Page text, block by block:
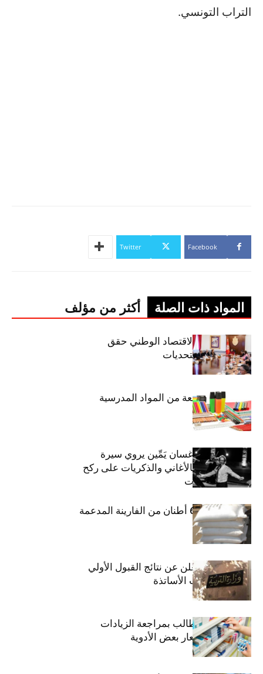
التراب التونسي.
Facebook
Twitter
المواد ذات الصلة أكثر من مؤلف
وزيرة المالية: الاقتصاد الوطني حقق
مكاسب رغم التحديات
الفنان اللبناني غسان يَمِّين يروي سيرة
شارل أزنافور بالأغاني والذكريات على ركح
مسرح الحمامات
منوبة: حجز 6،3 أطنان من الفارينة المدعمة
وزارة التربية تعلن عن نتائج القبول الأولي
لمناظرة انتداب الأساتذة
اتحاد الشغل يطالب بمراجعة الزيادات
الأخيرة في أسعار بعض الأدوية